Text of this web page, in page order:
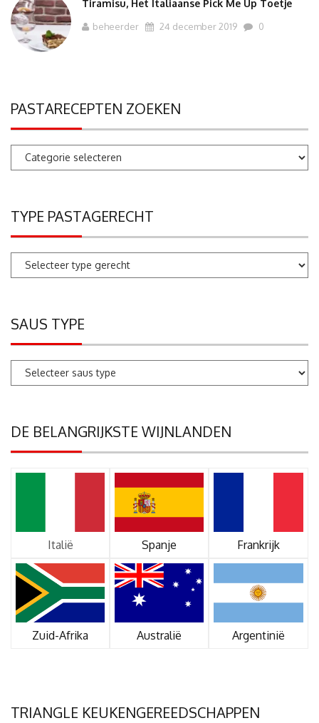
Tiramisu, Het Italiaanse Pick Me Up Toetje
beheerder 24 december 2019 0
PASTARECEPTEN ZOEKEN
Pastarecepten
zoeken
TYPE PASTAGERECHT
SAUS TYPE
DE BELANGRIJKSTE WIJNLANDEN
Italië Spanje Frankrijk
Zuid-Afrika Australië Argentinië
TRIANGLE KEUKENGEREEDSCHAPPEN